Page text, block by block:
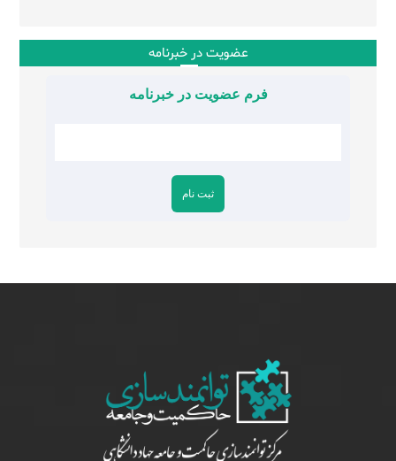
عضویت در خبرنامه
فرم عضویت در خبرنامه